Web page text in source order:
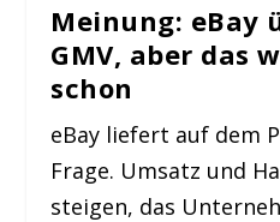
Meinung: eBay
GMV, aber das
schon
eBay liefert auf dem
Frage. Umsatz und
steigen, das